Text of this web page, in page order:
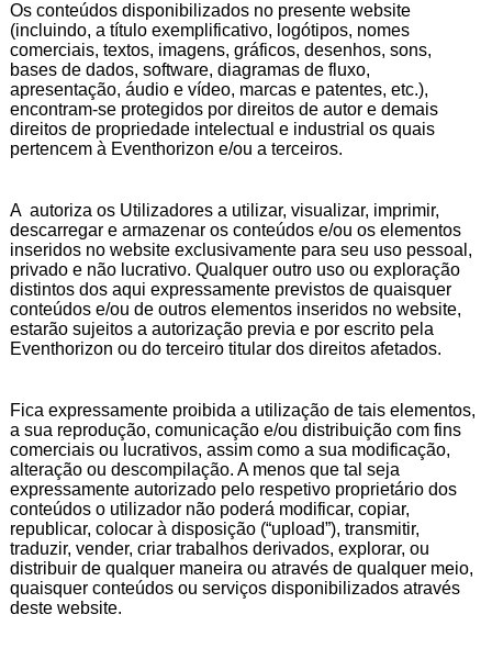
Os conteúdos disponibilizados no presente website
(incluindo, a título exemplificativo, logótipos, nomes
comerciais, textos, imagens, gráficos, desenhos, sons,
bases de dados, software, diagramas de fluxo,
apresentação, áudio e vídeo, marcas e patentes, etc.),
encontram-se protegidos por direitos de autor e demais
direitos de propriedade intelectual e industrial os quais
pertencem à Eventhorizon e/ou a terceiros.
A autoriza os Utilizadores a utilizar, visualizar, imprimir,
descarregar e armazenar os conteúdos e/ou os elementos
inseridos no website exclusivamente para seu uso pessoal,
privado e não lucrativo. Qualquer outro uso ou exploração
distintos dos aqui expressamente previstos de quaisquer
conteúdos e/ou de outros elementos inseridos no website,
estarão sujeitos a autorização previa e por escrito pela
Eventhorizon ou do terceiro titular dos direitos afetados.
Fica expressamente proibida a utilização de tais elementos,
a sua reprodução, comunicação e/ou distribuição com fins
comerciais ou lucrativos, assim como a sua modificação,
alteração ou descompilação. A menos que tal seja
expressamente autorizado pelo respetivo proprietário dos
conteúdos o utilizador não poderá modificar, copiar,
republicar, colocar à disposição (“upload”), transmitir,
traduzir, vender, criar trabalhos derivados, explorar, ou
distribuir de qualquer maneira ou através de qualquer meio,
quaisquer conteúdos ou serviços disponibilizados através
deste website.